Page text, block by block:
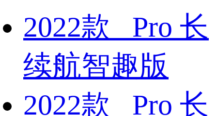
2022款 Pro 长
续航智趣版
2022款 Pro 长